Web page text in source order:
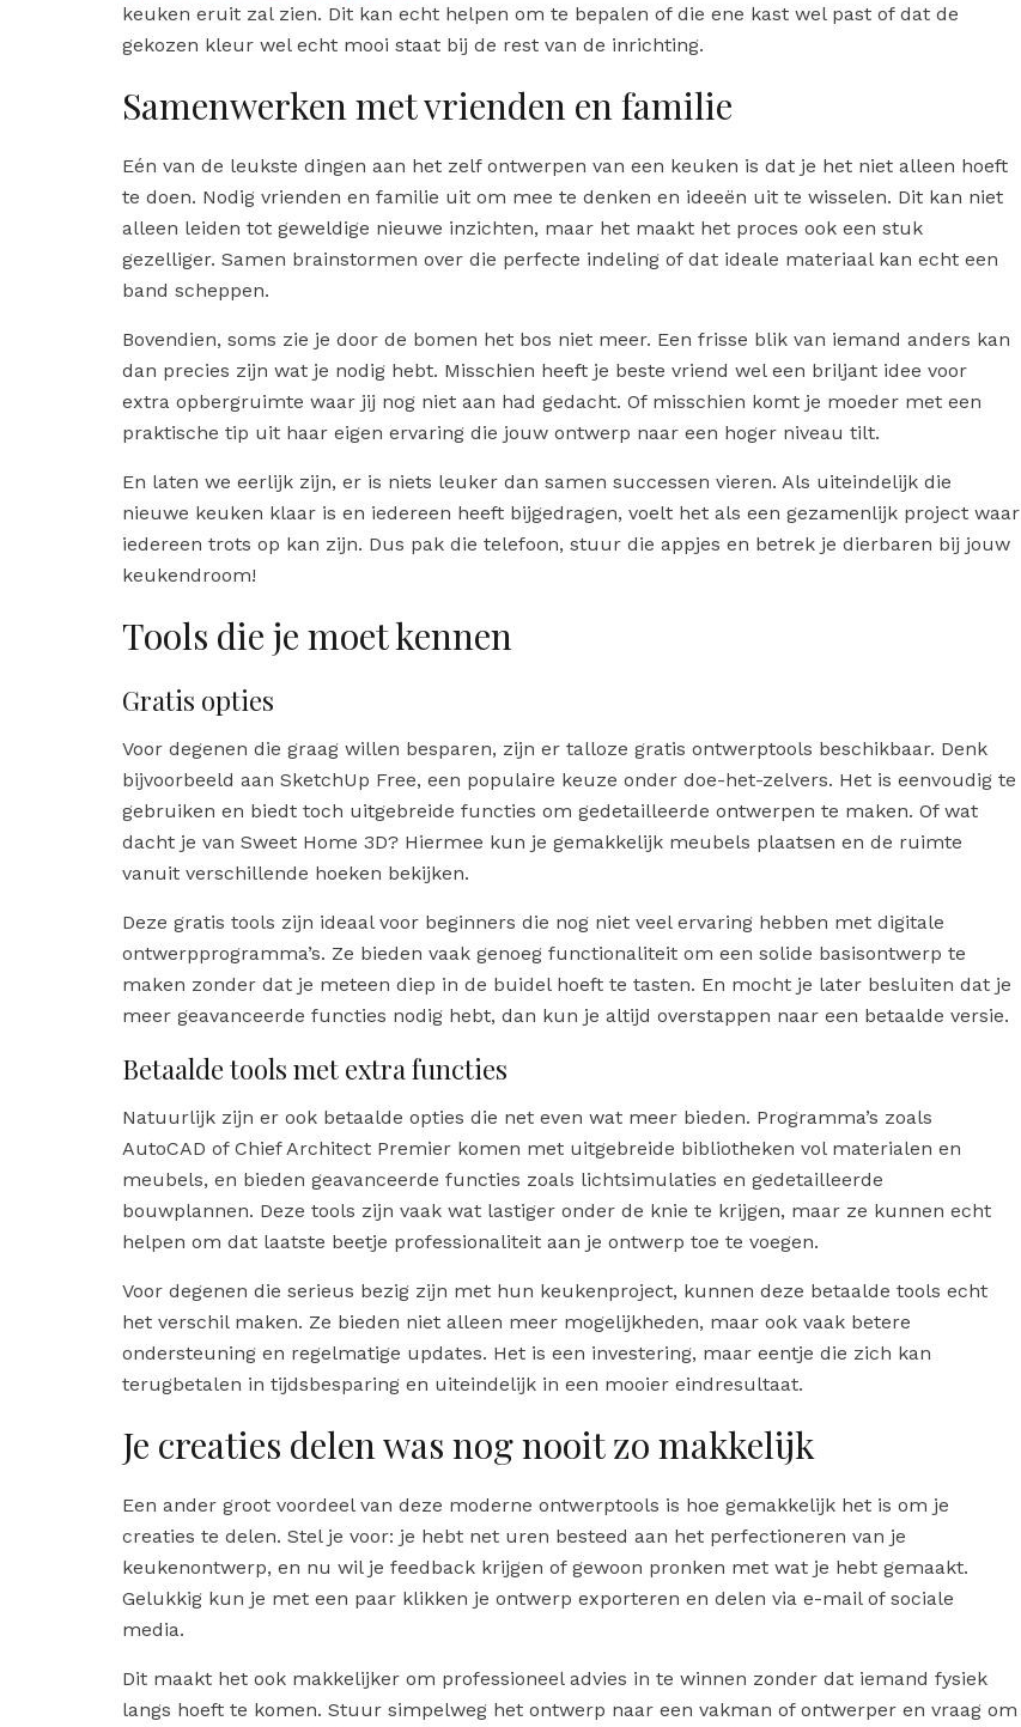
keuken eruit zal zien. Dit kan echt helpen om te bepalen of die ene kast wel past of dat de
gekozen kleur wel echt mooi staat bij de rest van de inrichting.
Samenwerken met vrienden en familie
Eén van de leukste dingen aan het zelf ontwerpen van een keuken is dat je het niet alleen hoeft
te doen. Nodig vrienden en familie uit om mee te denken en ideeën uit te wisselen. Dit kan niet
alleen leiden tot geweldige nieuwe inzichten, maar het maakt het proces ook een stuk
gezelliger. Samen brainstormen over die perfecte indeling of dat ideale materiaal kan echt een
band scheppen.
Bovendien, soms zie je door de bomen het bos niet meer. Een frisse blik van iemand anders kan
dan precies zijn wat je nodig hebt. Misschien heeft je beste vriend wel een briljant idee voor
extra opbergruimte waar jij nog niet aan had gedacht. Of misschien komt je moeder met een
praktische tip uit haar eigen ervaring die jouw ontwerp naar een hoger niveau tilt.
En laten we eerlijk zijn, er is niets leuker dan samen successen vieren. Als uiteindelijk die
nieuwe keuken klaar is en iedereen heeft bijgedragen, voelt het als een gezamenlijk project waar
iedereen trots op kan zijn. Dus pak die telefoon, stuur die appjes en betrek je dierbaren bij jouw
keukendroom!
Tools die je moet kennen
Gratis opties
Voor degenen die graag willen besparen, zijn er talloze gratis ontwerptools beschikbaar. Denk
bijvoorbeeld aan SketchUp Free, een populaire keuze onder doe-het-zelvers. Het is eenvoudig te
gebruiken en biedt toch uitgebreide functies om gedetailleerde ontwerpen te maken. Of wat
dacht je van Sweet Home 3D? Hiermee kun je gemakkelijk meubels plaatsen en de ruimte
vanuit verschillende hoeken bekijken.
Deze gratis tools zijn ideaal voor beginners die nog niet veel ervaring hebben met digitale
ontwerpprogramma’s. Ze bieden vaak genoeg functionaliteit om een solide basisontwerp te
maken zonder dat je meteen diep in de buidel hoeft te tasten. En mocht je later besluiten dat je
meer geavanceerde functies nodig hebt, dan kun je altijd overstappen naar een betaalde versie.
Betaalde tools met extra functies
Natuurlijk zijn er ook betaalde opties die net even wat meer bieden. Programma’s zoals
AutoCAD of Chief Architect Premier komen met uitgebreide bibliotheken vol materialen en
meubels, en bieden geavanceerde functies zoals lichtsimulaties en gedetailleerde
bouwplannen. Deze tools zijn vaak wat lastiger onder de knie te krijgen, maar ze kunnen echt
helpen om dat laatste beetje professionaliteit aan je ontwerp toe te voegen.
Voor degenen die serieus bezig zijn met hun keukenproject, kunnen deze betaalde tools echt
het verschil maken. Ze bieden niet alleen meer mogelijkheden, maar ook vaak betere
ondersteuning en regelmatige updates. Het is een investering, maar eentje die zich kan
terugbetalen in tijdsbesparing en uiteindelijk in een mooier eindresultaat.
Je creaties delen was nog nooit zo makkelijk
Een ander groot voordeel van deze moderne ontwerptools is hoe gemakkelijk het is om je
creaties te delen. Stel je voor: je hebt net uren besteed aan het perfectioneren van je
keukenontwerp, en nu wil je feedback krijgen of gewoon pronken met wat je hebt gemaakt.
Gelukkig kun je met een paar klikken je ontwerp exporteren en delen via e-mail of sociale
media.
Dit maakt het ook makkelijker om professioneel advies in te winnen zonder dat iemand fysiek
langs hoeft te komen. Stuur simpelweg het ontwerp naar een vakman of ontwerper en vraag om